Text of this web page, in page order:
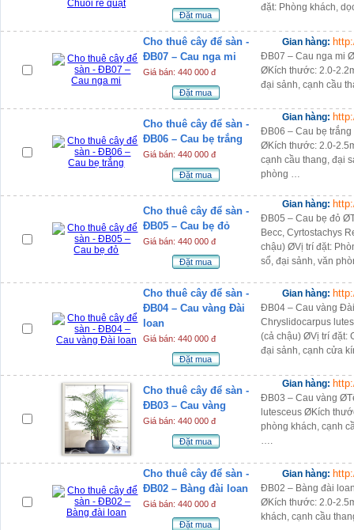
Đặt mua
đặt: Phòng khách,
Cho thuê cây để sàn -
ĐB07 – Cau nga mi
Giá bán: 440 000 đ
Đặt mua
Gian hàng:
ĐB07 – Cau nga mi
ØKích thước: 2.0-
đại sảnh, cạnh cầu
Cho thuê cây để sàn -
ĐB06 – Cau bẹ trắng
Giá bán: 440 000 đ
Đặt mua
Gian hàng:
ĐB06 – Cau bẹ
ØKích thước: 2.0-
cạnh cầu thang, đại
phòng …
Cho thuê cây để sàn -
ĐB05 – Cau bẹ đỏ
Giá bán: 440 000 đ
Đặt mua
Gian hàng:
ĐB05 – Cau bẹ đỏ
Becc, Cyrtostachys
chậu) ØVị trí đặt:
sổ, đại sảnh, văn
Cho thuê cây để sàn -
ĐB04 – Cau vàng Đài
loan
Giá bán: 440 000 đ
Đặt mua
Gian hàng:
ĐB04 – Cau vàng
Chryslidocarpus
(cả chậu) ØVị trí đặt:
đại sảnh, cạnh cửa
Cho thuê cây để sàn -
ĐB03 – Cau vàng
Giá bán: 440 000 đ
Đặt mua
Gian hàng:
ĐB03 – Cau vàng
lutesceus ØKích
phòng khách, cạnh
….
Cho thuê cây để sàn -
ĐB02 – Bàng đài loan
Giá bán: 440 000 đ
Đặt mua
Gian hàng:
ĐB02 – Bàng đài
ØKích thước: 2.0-
khách, cạnh cầu